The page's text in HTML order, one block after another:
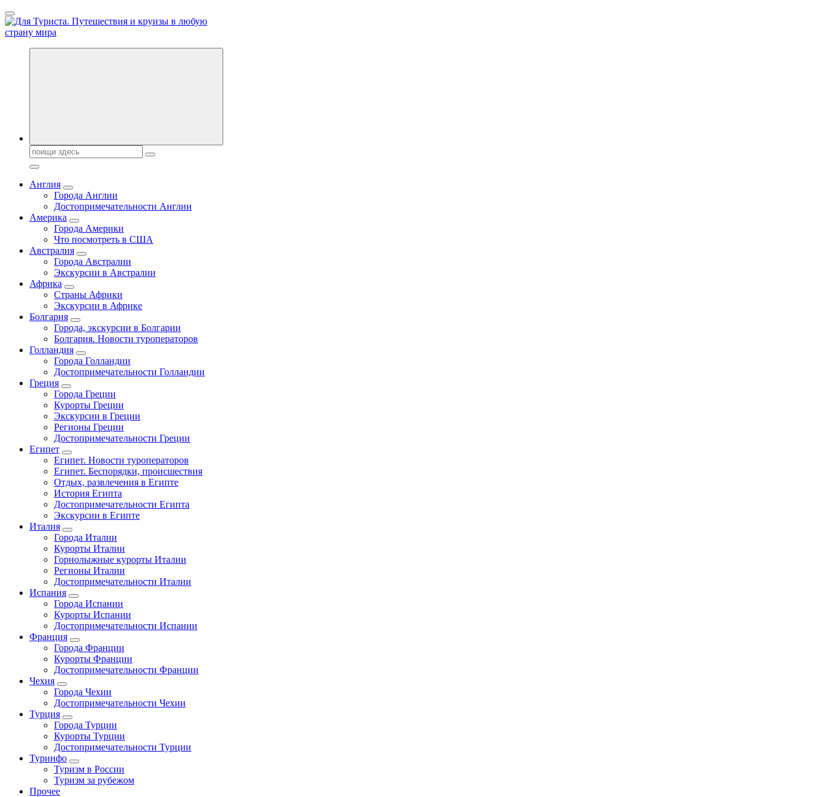
Перейти
к
содержанию
Новости туризма, куда поехать на отдых, где провести отпуск. Горящие туры, путёвки в дома отдыха, туристическое снаряжение, путеводители по странам мира
Поиск:
Англия
Города Англии
Достопримечательности Англии
Америка
Города Америки
Что посмотреть в США
Австралия
Города Австралии
Экскурсии в Австралии
Африка
Страны Африки
Экскурсии в Африке
Болгария
Города, экскурсии в Болгарии
Болгария. Новости туроператоров
Голландия
Города Голландии
Достопримечательности Голландии
Греция
Города Греции
Курорты Греции
Экскурсии в Греции
Регионы Греции
Достопримечательности Греции
Египет
Египет. Новости туроператоров
Египет. Беспорядки, происшествия
Отдых, развлечения в Египте
История Египта
Достопримечательности Египта
Экскурсии в Египте
Италия
Города Италии
Курорты Италии
Горнолыжные курорты Италии
Регионы Италии
Достопримечательности Италии
Испания
Города Испании
Курорты Испании
Достопримечательности Испании
Франция
Города Франции
Курорты Франции
Достопримечательности Франции
Чехия
Города Чехии
Достопримечательности Чехии
Турция
Города Турции
Курорты Турции
Достопримечательности Турции
Туринфо
Туризм в России
Туризм за рубежом
Прочее